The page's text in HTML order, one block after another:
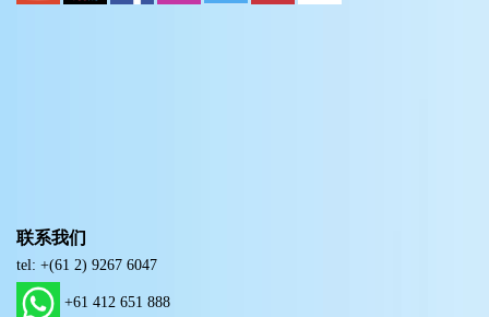
联系我们
tel: +(61 2) 9267 6047
+61 412 651 888